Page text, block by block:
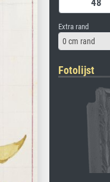
Extra rand
0 cm rand
Fotolijst